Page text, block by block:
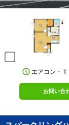
エアコン・
お問い合